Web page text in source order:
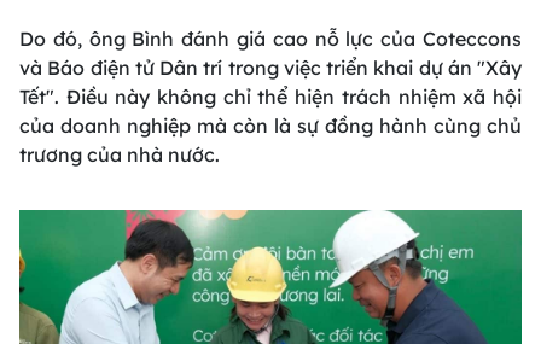
Do đó, ông Bình đánh giá cao nỗ lực của Coteccons
và Báo điện tử Dân trí trong việc triển khai dự án "Xây
Tết". Điều này không chỉ thể hiện trách nhiệm xã hội
của doanh nghiệp mà còn là sự đồng hành cùng chủ
trương của nhà nước.